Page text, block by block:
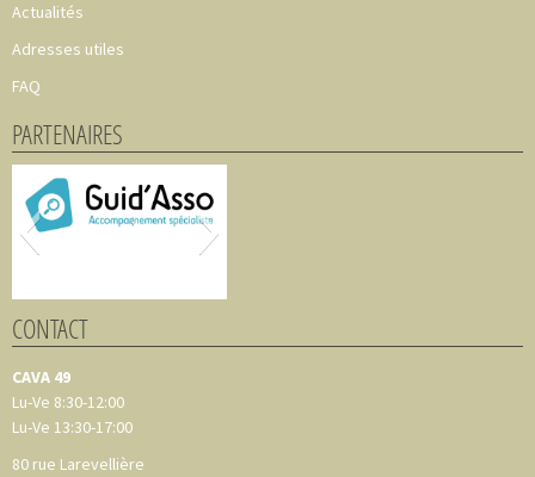
Actualités
Adresses utiles
FAQ
PARTENAIRES
CONTACT
CAVA 49
Lu-Ve 8:30-12:00
Lu-Ve 13:30-17:00
80 rue Larevellière